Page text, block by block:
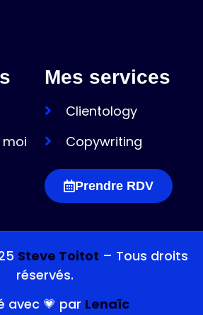
Mes services
Clientology
Copywriting
Prendre RDV
Steve Toitot – Tous droits
réservés.
avec 💗 par Lenaïc